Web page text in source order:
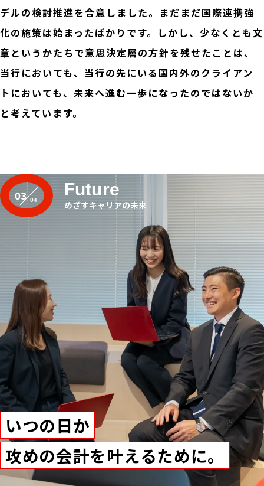
デルの検討推進を合意しました。まだまだ国際連携強
化の施策は始まったばかりです。しかし、少なくとも文
章というかたちで意思決定層の方針を残せたことは、
当行においても、当行の先にいる国内外のクライアン
トにおいても、未来へ進む一歩になったのではないか
と考えています。
03 Future
めざすキャリアの未来
いつの日か
攻めの会計を叶えるために。